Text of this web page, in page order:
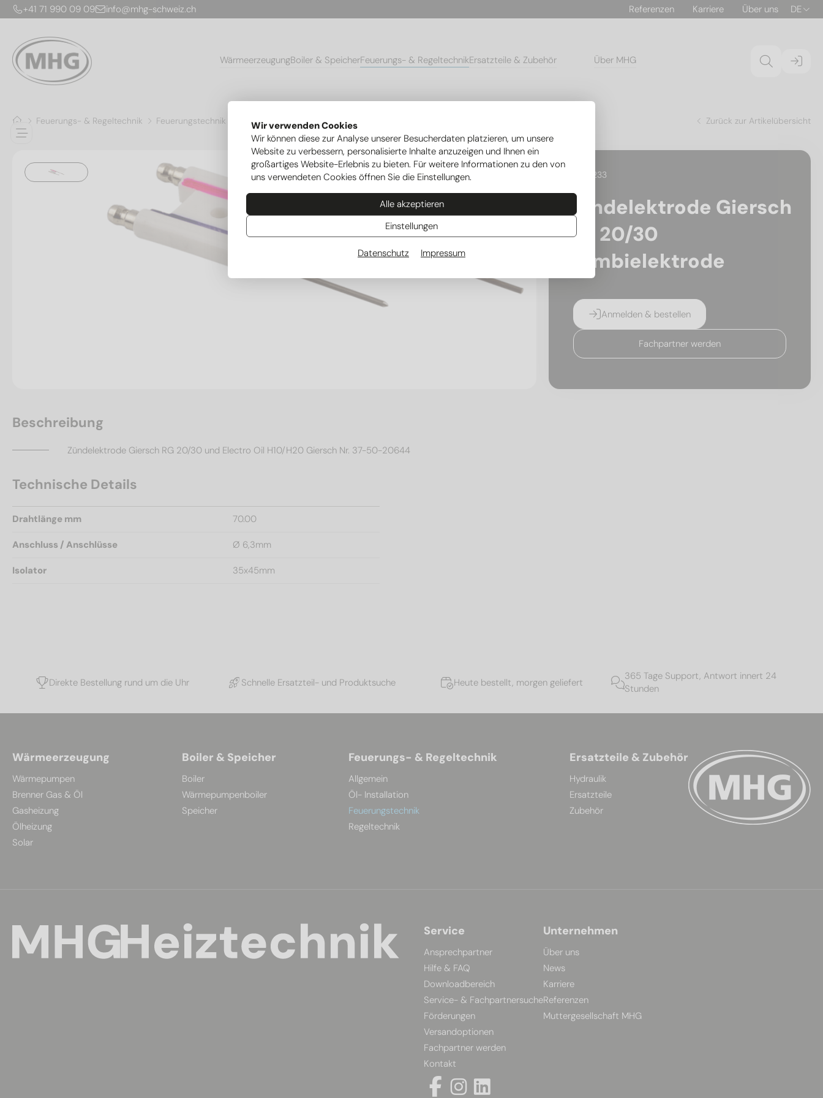
Wir verwenden Cookies
Wir können diese zur Analyse unserer Besucherdaten platzieren, um unsere
Website zu verbessern, personalisierte Inhalte anzuzeigen und Ihnen ein
großartiges Website-Erlebnis zu bieten. Für weitere Informationen zu den von
uns verwendeten Cookies öffnen Sie die Einstellungen.
Alle akzeptieren
Einstellungen
Datenschutz Impressum
+41 71 990 09 09 info@mhg-schweiz.ch Referenzen Karriere Über uns DE
WärmeerzeugungBoiler & SpeicherFeuerungs- & RegeltechnikErsatzteile & Zubehör Über MHG
Feuerungs- & Regeltechnik Feuerungstechnik Zünd- & Ionisationselektroden Zurück zur Artikelübersicht
30.192233
Zündelektrode Giersch
RG 20/30
Kombielektrode
Anmelden & bestellen
Fachpartner werden
Beschreibung
Zündelektrode Giersch RG 20/30 und Electro Oil H10/H20 Giersch Nr. 37-50-20644
Technische Details
Drahtlänge mm 70.00
Anschluss / Anschlüsse Ø 6,3mm
Isolator 35x45mm
Direkte Bestellung rund um die Uhr Schnelle Ersatzteil- und Produktsuche Heute bestellt, morgen geliefert
365 Tage Support, Antwort innert 24
Stunden
Wärmeerzeugung
Wärmepumpen
Brenner Gas & Öl
Gasheizung
Ölheizung
Solar
Boiler & Speicher
Boiler
Wärmepumpenboiler
Speicher
Feuerungs- & Regeltechnik
Allgemein
Öl- Installation
Feuerungstechnik
Regeltechnik
Ersatzteile & Zubehör
Hydraulik
Ersatzteile
Zubehör
Service
Ansprechpartner
Hilfe & FAQ
Downloadbereich
Service- & Fachpartnersuche
Förderungen
Versandoptionen
Fachpartner werden
Kontakt
Unternehmen
Über uns
News
Karriere
Referenzen
Muttergesellschaft MHG